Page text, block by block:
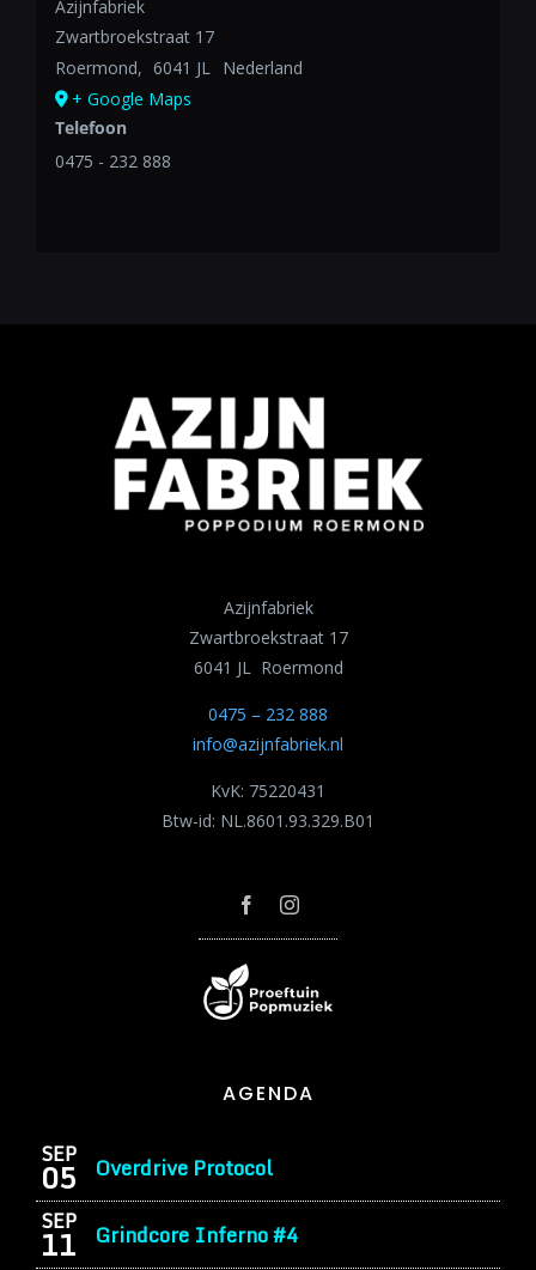
Azijnfabriek
Zwartbroekstraat 17
Roermond, 6041 JL
Nederland
+ Google Maps
Telefoon
0475 - 232 888
AGENDA
SEP
05 Overdrive Protocol
SEP
11 Grindcore Inferno #4
Azijnfabriek
Zwartbroekstraat 17
6041 JL Roermond
0475 – 232 888
info@azijnfabriek.nl
KvK: 75220431
Btw-id: NL.8601.93.329.B01